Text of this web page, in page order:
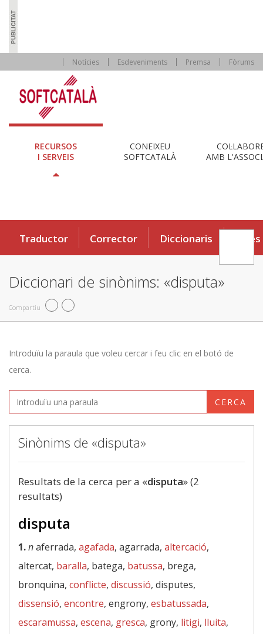
Notícies Esdeveniments Premsa Fòrums
RECURSOS
I SERVEIS
CONEIXEU
SOFTCATALÀ
AMB
Traductor Corrector Diccionaris Eines
Diccionari de sinònims: «disputa»
Compartiu
Introduïu la paraula que voleu cercar i feu clic en el botó de
cerca.
CERCA
Sinònims de «disputa»
Resultats de la cerca per a «disputa» (2
resultats)
disputa
1.naferrada, agafada, agarrada, altercació,
altercat, baralla, batega, batussa, brega,
bronquina, conflicte, discussió, disputes,
dissensió, encontre, engrony, esbatussada,
escaramussa, escena, gresca, grony, litigi, lluita,